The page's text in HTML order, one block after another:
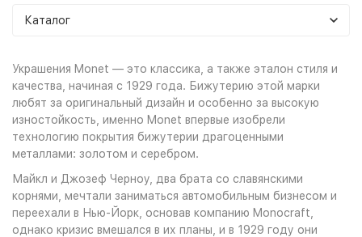
Каталог
Украшения Monet — это классика, а также эталон стиля и
качества, начиная с 1929 года. Бижутерию этой марки
любят за оригинальный дизайн и особенно за высокую
изностойкость, именно Monet впервые изобрели
технологию покрытия бижутерии драгоценными
металлами: золотом и серебром.
Майкл и Джозеф Черноу, два брата со славянскими
корнями, мечтали заниматься автомобильным бизнесом и
переехали в Нью-Йорк, основав компанию Monocraft,
однако кризис вмешался в их планы, и в 1929 году они